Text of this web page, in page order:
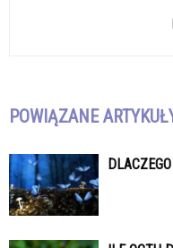
POWIĄZANE